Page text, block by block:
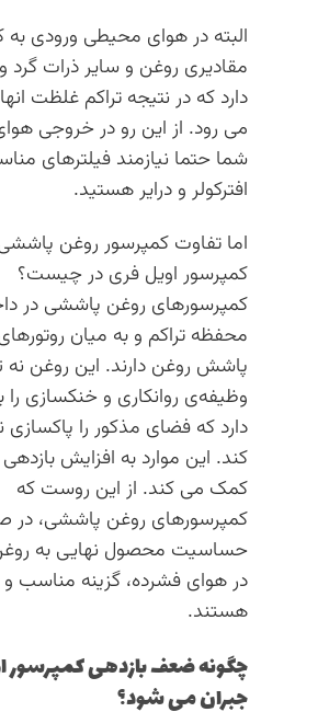
البته در هوای محیطی ورودی به
مقادیری روغن و سایر ذرات گرد
دارد که در نتیجه تراکم غلظت انها
می رود. از این رو در خروجی
شما حتما نیازمند فیلترهای
افترکولر و درایر هستید.
اما تفاوت کمپرسور روغن
کمپرسور اویل فری در چیست؟
کمپرسورهای روغن پاششی در
محفظه تراکم و به میان
پاشش روغن دارند. این روغن نه
وظیفه‌ی روانکاری و خنکسازی را
دارد که فضای مذکور را پاکسازی
کند. این موارد به افزایش
کمک می کند. از این روست که
کمپرسورهای روغن پاششی، در
حساسیت محصول نهایی به
در هوای فشرده، گزینه مناسب و
هستند.
چگونه ضعف بازدهی کمپرسور
جبران می شود؟